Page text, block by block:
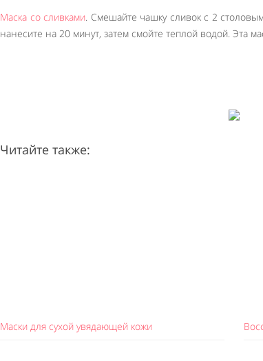
Маска со сливками . Смешайте чашку сливок с 2
нанесите на 20 минут, затем смойте теплой водой. Эта
Читайте также:
Маски для сухой увядающей кожи